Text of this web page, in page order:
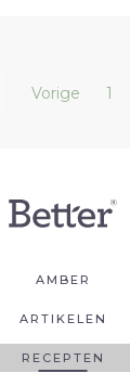
Vorige 1
AMBER
ARTIKELEN
RECEPTEN